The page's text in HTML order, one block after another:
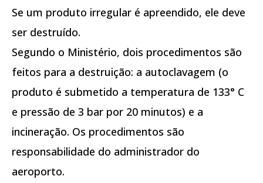
Se um produto irregular é apreendido, ele deve
ser destruído.
Segundo o Ministério, dois procedimentos são
feitos para a destruição: a autoclavagem (o
produto é submetido a temperatura de 133° C
e pressão de 3 bar por 20 minutos) e a
incineração. Os procedimentos são
responsabilidade do administrador do
aeroporto.